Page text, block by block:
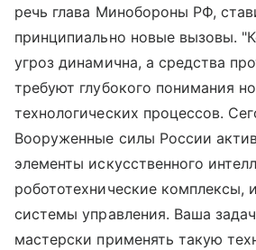
речь глава Минобороны РФ,
принципиально новые вызовы.
угроз динамична, а средства
требуют глубокого понимания
технологических процессов.
Вооруженные силы России
элементы искусственного
робототехнические комплексы,
системы управления. Ваша
мастерски применять такую